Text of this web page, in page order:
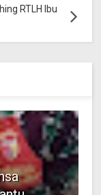
RTLH Ibu